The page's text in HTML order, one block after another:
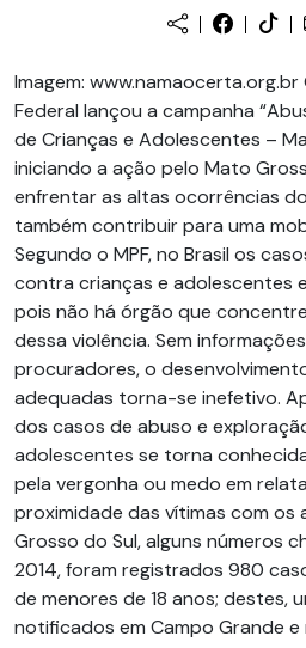
Imagem:
Federal lançou a campanha
de Crianças e Adolescentes –
iniciando a ação pelo Mato
enfrentar as altas ocorrências
também contribuir para uma
Segundo o MPF, no Brasil os
contra crianças e adolescentes
pois não há órgão que
dessa violência. Sem
procuradores, o
adequadas torna-se inefetivo.
dos casos de abuso e
adolescentes se torna
pela vergonha ou medo em
proximidade das vítimas com os
Grosso do Sul, alguns números
2014, foram registrados 980
de menores de 18 anos; destes,
notificados em Campo Grande e